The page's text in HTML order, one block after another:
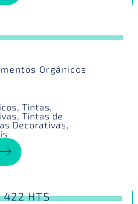
Orgânicos
, Tintas,
, Tintas de
Decorativas,
422 HTS